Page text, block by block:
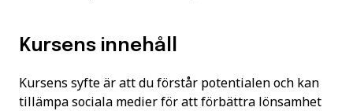
Kursens innehåll
Kursens syfte är att du förstår potentialen och kan
tillämpa sociala medier för att förbättra lönsamhet